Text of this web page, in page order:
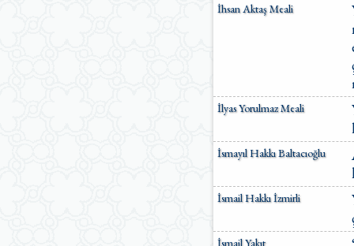
İhsan Aktaş Meali
İlyas Yorulmaz Meali
İsmayıl Hakkı Baltacıoğlu
İsmail Hakkı İzmirli
İsmail Yakıt